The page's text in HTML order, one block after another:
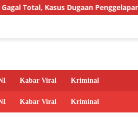
Dugaan Penggelapan Honda
Kabar Viral Kriminal
Kabar Viral Kriminal